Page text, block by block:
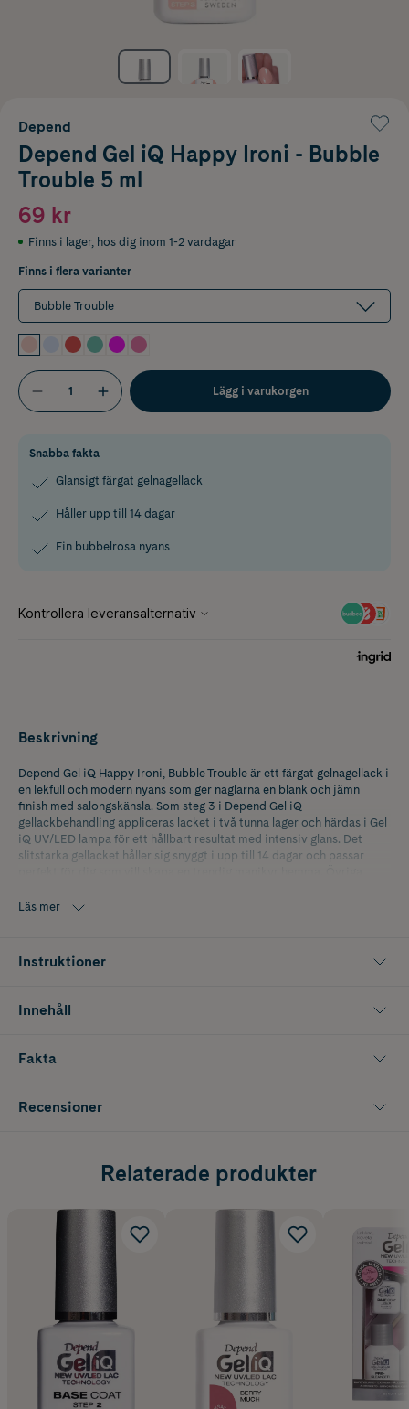
Depend
Depend Gel iQ Happy Ironi - Bubble
Trouble 5 ml
69 kr
Finns i lager, hos dig inom 1-2 vardagar
Finns i flera varianter
Bubble Trouble
Lägg i varukorgen
Snabba fakta
Glansigt färgat gelnagellack
Håller upp till 14 dagar
Fin bubbelrosa nyans
Beskrivning
Depend Gel iQ Happy Ironi, Bubble Trouble är ett färgat gelnagellack i
en lekfull och modern nyans som ger naglarna en blank och jämn
finish med salongskänsla. Som steg 3 i Depend Gel iQ
gellackbehandling appliceras lacket i två tunna lager och härdas i Gel
iQ UV/LED lampa för ett hållbart resultat med intensiv glans. Det
slitstarka gellacket håller sig snyggt i upp till 14 dagar och passar
Läs mer
Instruktioner
Innehåll
Fakta
Recensioner
Relaterade produkter